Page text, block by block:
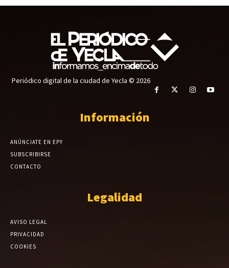
Periódico digital de la ciudad de Yecla © 2026
Información
ANÚNCIATE EN EPY
SUBSCRIBIRSE
CONTACTO
Legalidad
AVISO LEGAL
PRIVACIDAD
COOKIES